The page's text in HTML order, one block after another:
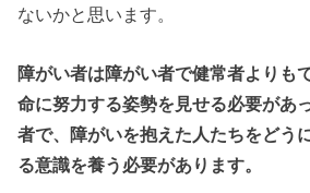
ないかと思います。
障がい者は障がい者で健常者よりも
命に努力する姿勢を見せる必要があ
者で、障がいを抱えた人たちをどう
る意識を養う必要があります。